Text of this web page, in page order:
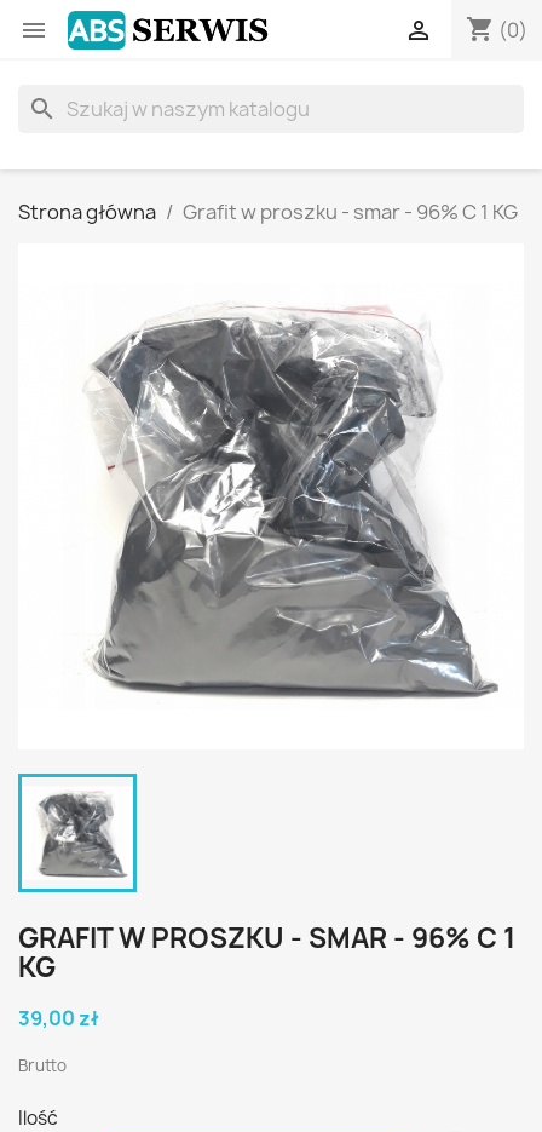
 shopping_cart (0)

search
Strona główna Grafit w proszku - smar - 96% C 1 KG
GRAFIT W PROSZKU - SMAR - 96% C 1
KG
39,00 zł
Brutto
Ilość